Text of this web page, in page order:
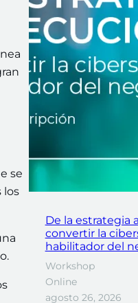
se
los
De la estrategia
convertir la
habilitador del
Workshop
Online
agosto 26, 2026